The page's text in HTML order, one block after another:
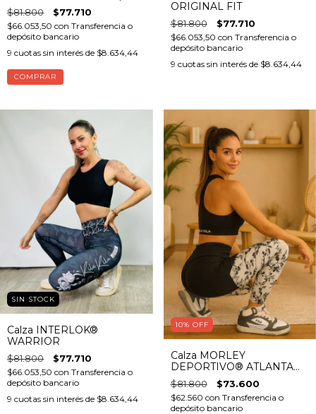
$81.800 $77.710
$66.053,50 con Transferencia o
depósito bancario
9 cuotas sin interés de $8.634,44
COMPRAR
ORIGINAL FIT
$81.800 $77.710
$66.053,50 con Transferencia o
depósito bancario
9 cuotas sin interés de $8.634,44
SIN STOCK
Calza INTERLOK®
WARRIOR
$81.800 $77.710
$66.053,50 con Transferencia o
depósito bancario
9 cuotas sin interés de $8.634,44
10% OFF
Calza MORLEY
DEPORTIVO® ATLANTA
(con bolsillo)
$81.800 $73.600
$62.560 con Transferencia o
depósito bancario